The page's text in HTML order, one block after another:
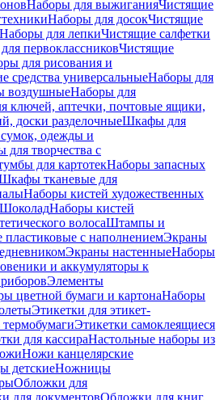
Наборы для выжиганияЧистящие
Наборы для досокЧистящие
Наборы для лепкиЧистящие салфетки
первоклассниковЧистящие
для рисования и
средства универсальныеНаборы для
воздушныеНаборы для
ключей, аптечки, почтовые ящики,
доски разделочныеШкафы для
одежды и
для творчества с
для картотекНаборы запасных
тканевые для
Наборы кистей художественных
ШоколадНаборы кистей
волосаШтампы и
с наполнениемЭкраны
Экраны настенныеНаборы
и аккумуляторы к
Элементы
цветной бумаги и картонаНаборы
Этикетки для этикет-
Этикетки самоклеящиеся
для кассираНастольные наборы из
Ножи канцелярские
детскиеНожницы
Обложки для
для документовОбложки для книг,